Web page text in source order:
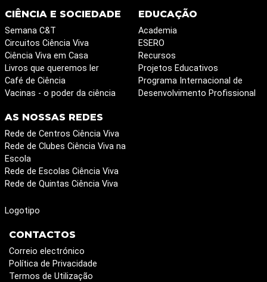
CIÊNCIA E SOCIEDADE
Semana C&T
Circuitos Ciência Viva
Ciência Viva em Casa
Livros que queremos ler
Café de Ciência
Vacinas - o poder da ciência
EDUCAÇÃO
Academia
ESERO
Recursos
Projetos Educativos
Programa Internacional de
Desenvolvimento Profissional
AS NOSSAS REDES
Rede de Centros Ciência Viva
Rede de Clubes Ciência Viva na
Escola
Rede de Escolas Ciência Viva
Rede de Quintas Ciência Viva
Logotipo
CONTACTOS
Correio electrónico
Política de Privacidade
Termos de Utilização